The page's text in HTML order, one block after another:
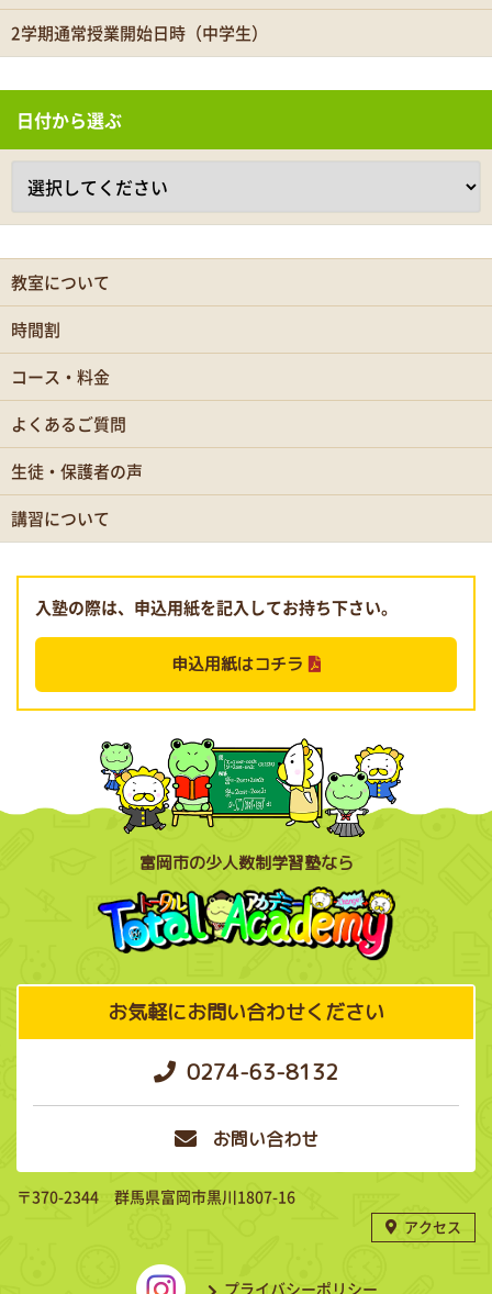
2学期通常授業開始日時（中学生）
日付から選ぶ
教室について
時間割
コース・料金
よくあるご質問
生徒・保護者の声
講習について
入塾の際は、申込用紙を記入してお持ち下さい。
申込用紙はコチラ
富岡市の少人数制学習塾なら
お気軽にお問い合わせください
0274-63-8132
お問い合わせ
〒370-2344 群馬県富岡市黒川1807-16
アクセス
プライバシーポリシー